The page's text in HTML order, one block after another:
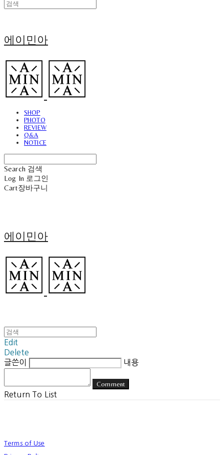
에이민아
SHOP
PHOTO
REVIEW
Q&A
NOTICE
Search 검색
Log In 로그인
Cart장바구니
에이민아
Edit
Delete
글쓴이
내용
Comment
Return To List
Terms of Use